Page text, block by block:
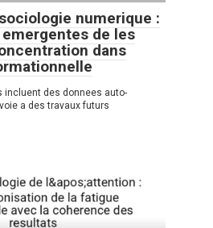
numerique :
de les
dans
incluent des donnees auto-
a des travaux futurs